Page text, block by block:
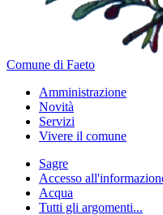
Comune di Faeto
Amministrazione
Novità
Servizi
Vivere il comune
Sagre
Accesso
Acqua
Tutti gli argomenti...